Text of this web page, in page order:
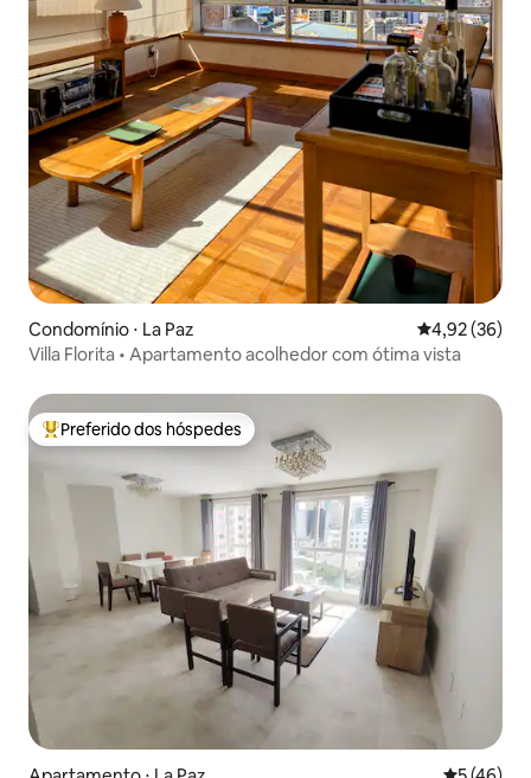
Condomínio ⋅ La Paz 4,92 de uma
4,92 (36)
Villa Florita • Apartamento acolhedor com ótima vista
Entre os melhores preferidos dos hóspedes
Preferido dos hóspedes